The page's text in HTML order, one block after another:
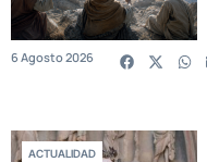
6 Agosto 2026
ACTUALIDAD